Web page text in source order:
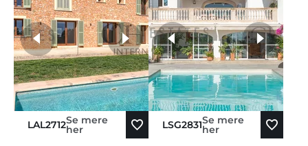
LAL2712Se mere
her
flere fotos
LSG2831Se mere
her